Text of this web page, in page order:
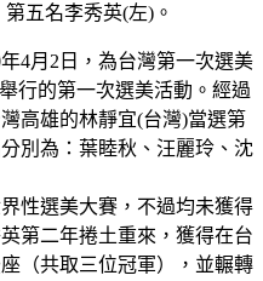
五名李秀英(左)。
4月2日，為台灣第一次選美
行的第一次選美活動。經過
高雄的林靜宜(台灣)當選第
別為：葉睦秋、汪麗玲、沈
性選美大賽，不過均未獲得
第二年捲土重來，獲得在台
（共取三位冠軍），並輾轉